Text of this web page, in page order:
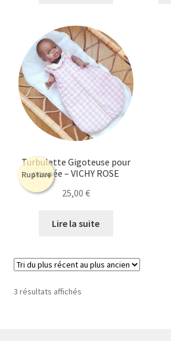
Rupture
Turbulette Gigoteuse pour
poupée – VICHY ROSE
25,00 €
Lire la suite
3 résultats affichésTrié